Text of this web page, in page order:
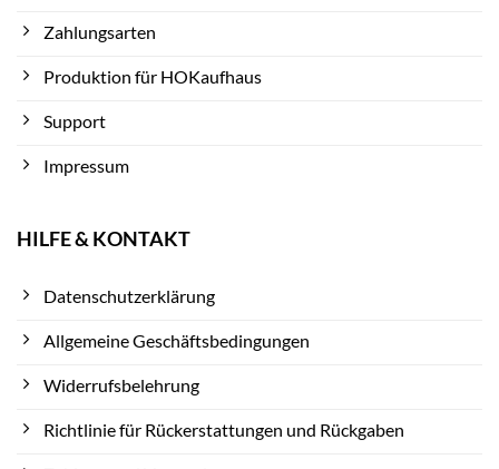
Zahlungsarten
Produktion für HOKaufhaus
Support
Impressum
HILFE & KONTAKT
Datenschutzerklärung
Allgemeine Geschäftsbedingungen
Widerrufsbelehrung
Richtlinie für Rückerstattungen und Rückgaben